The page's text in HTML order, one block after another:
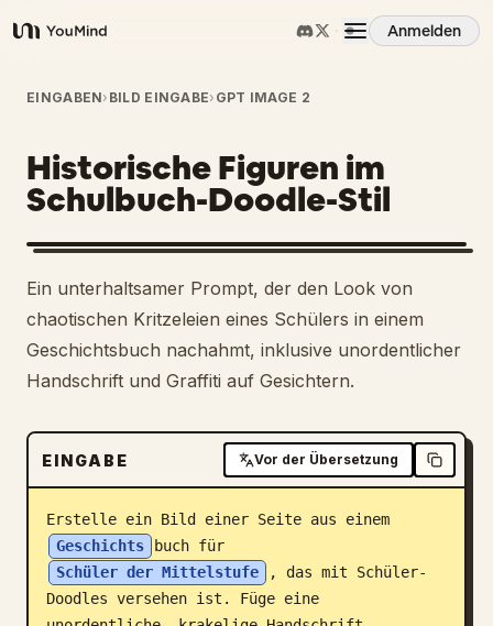
YouMind
Anmelden
Übersicht
Anwendungsfälle
Fähigkeiten
Prompts
Preise
Download
Blog
Updates
EINGABEN› BILD EINGABE› GPT IMAGE 2
Historische Figuren im
Schulbuch-Doodle-Stil
Ein unterhaltsamer Prompt, der den Look von
chaotischen Kritzeleien eines Schülers in einem
Geschichtsbuch nachahmt, inklusive unordentlicher
Handschrift und Graffiti auf Gesichtern.
EINGABE Vor der Übersetzung
Erstelle ein Bild einer Seite aus einem
Geschichts
buch für
Schüler der Mittelstufe
, das mit Schüler-
Doodles versehen ist. Füge eine